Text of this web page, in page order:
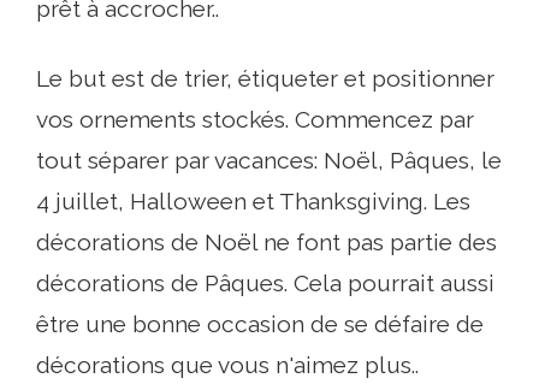
prêt à accrocher..
Le but est de trier, étiqueter et positionner
vos ornements stockés. Commencez par
tout séparer par vacances: Noël, Pâques, le
4 juillet, Halloween et Thanksgiving. Les
décorations de Noël ne font pas partie des
décorations de Pâques. Cela pourrait aussi
être une bonne occasion de se défaire de
décorations que vous n'aimez plus..